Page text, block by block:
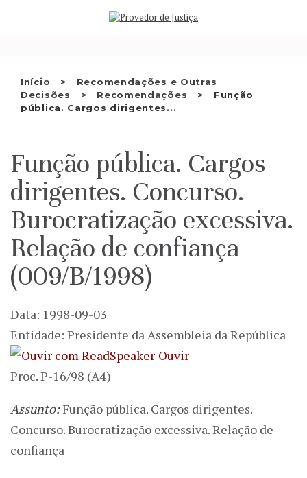
Início
Recomendações e Outras
Decisões
Recomendações
Função
pública. Cargos dirigentes...
QUEM SOMOS
RECOMENDAÇÕES E OUTRAS
DECISÕES
APRESENTAR QUEIXA
PT
Função pública. Cargos
dirigentes. Concurso.
Burocratização excessiva.
Relação de confiança
(009/B/1998)
Data: 1998-09-03
Entidade: Presidente da Assembleia da República
Ouvir
Proc. P-16/98 (A4)
Assunto:Função pública. Cargos dirigentes.
Concurso. Burocratização excessiva. Relação de
confiança